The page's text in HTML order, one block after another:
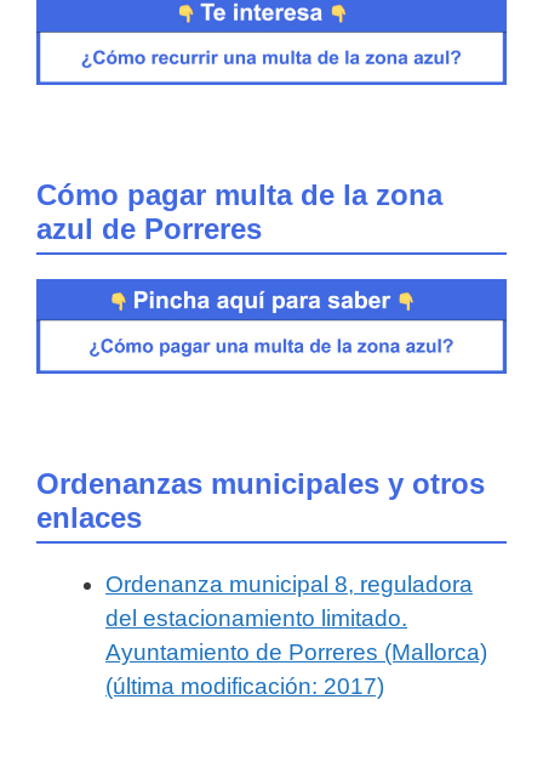
Cómo pagar multa de la zona
azul de Porreres
Ordenanzas municipales y otros
enlaces
Ordenanza municipal 8, reguladora
del estacionamiento limitado.
Ayuntamiento de Porreres (Mallorca)
(última modificación: 2017)